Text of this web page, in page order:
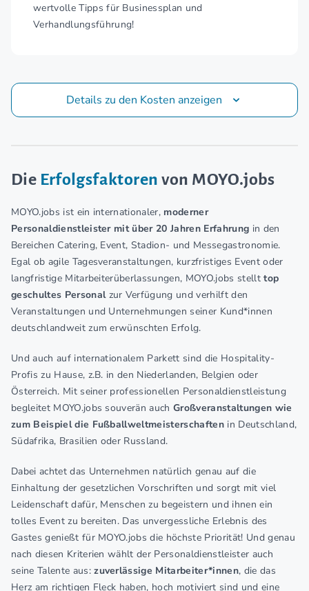
wertvolle Tipps für Businessplan und
Verhandlungsführung!
Details zu den Kosten anzeigen
Die Erfolgsfaktoren von MOYO.jobs
MOYO.jobs ist ein internationaler, moderner
Personaldienstleister mit über 20 Jahren Erfahrung in den
Bereichen Catering, Event, Stadion- und Messegastronomie.
Egal ob agile Tagesveranstaltungen, kurzfristiges Event oder
langfristige Mitarbeiterüberlassungen, MOYO.jobs stellttop
geschultes Personalzur Verfügung und verhilft den
Veranstaltungen und Unternehmungen seiner Kund*innen
deutschlandweit zum erwünschten Erfolg.
Und auch auf internationalem Parkett sind die Hospitality-
Profis zu Hause, z.B. in den Niederlanden, Belgien oder
Österreich. Mit seiner professionellen Personaldienstleistung
begleitet MOYO.jobs souverän auchGroßveranstaltungen wie
zum Beispiel die Fußballweltmeisterschaftenin Deutschland,
Südafrika, Brasilien oder Russland.
Dabei achtet das Unternehmen natürlich genau auf die
Einhaltung der gesetzlichen Vorschriften und sorgt mit viel
Leidenschaft dafür, Menschen zu begeistern und ihnen ein
tolles Event zu bereiten. Das unvergessliche Erlebnis des
Gastes genießt für MOYO.jobs die höchste Priorität! Und genau
nach diesen Kriterien wählt der Personaldienstleister auch
seine Talente aus:zuverlässige Mitarbeiter*innen, die das
Herz am richtigen Fleck haben, hoch motiviert sind und eine